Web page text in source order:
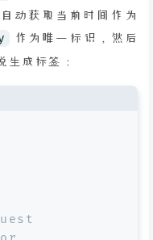
动获取当前时间作为
作为唯一标识，然后
生成标签：